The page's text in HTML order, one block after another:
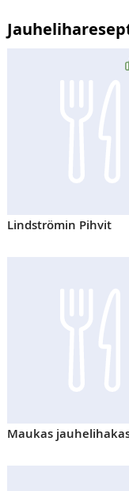
Lindströmin Pihvit
Maukas